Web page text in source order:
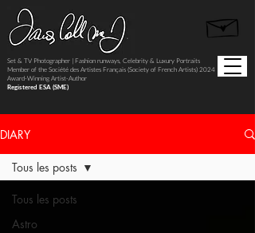
Set & TV Photographer | Fashion runways, Celebrity & Luxury Portraits
Member of the Société des Artistes Français (Society of French Artists) 2024
Award-Winning Artist-Author
Registered ESA (SME)
DIARY
Tous les posts
Astro
Tous les posts